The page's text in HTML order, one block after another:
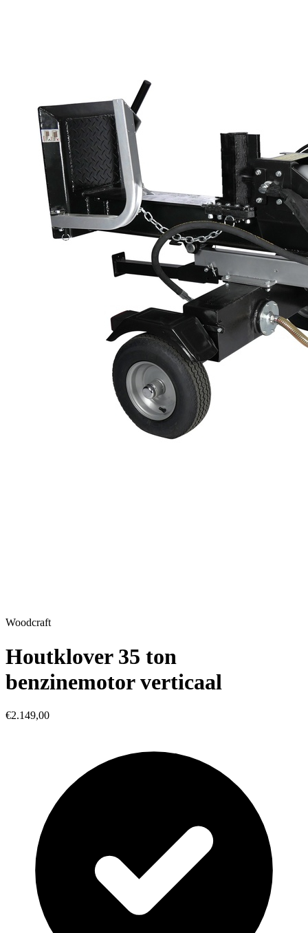
Woodcraft
Houtklover 35 ton
benzinemotor verticaal
€2.149,00